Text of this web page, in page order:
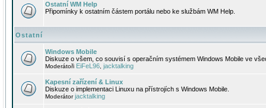
Ostatní WM Help
Připomínky k ostatním částem portálu nebo ke službám WM Help.
Ostatní
Windows Mobile
Diskuze o všem, co souvisí s operačním systémem Windows Mobile ve
Moderátoři EiFeL96 jacktalking
Kapesní zařízení & Linux
Diskuze o implementaci Linuxu na přístrojích s Windows Mobile.
Moderátorjacktalking